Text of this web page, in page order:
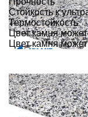
Стойкость к
Термостойкость
Цвет камня может
Цвет камня